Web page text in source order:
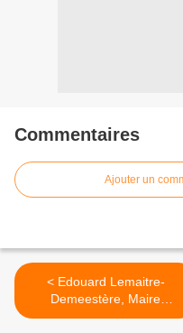
Commentaires
Ajouter un
< Edouard Lemaitre-
Demeestère, Maire
d'Halluin de 1865 à 1873.